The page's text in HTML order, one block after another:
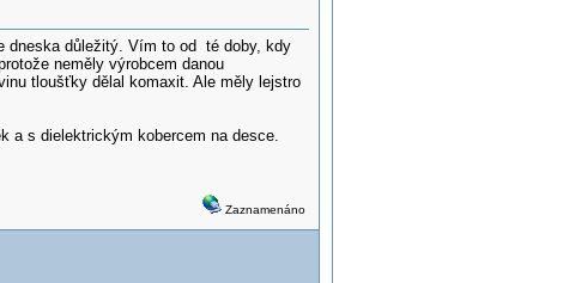
dneska důležitý. Vím to od té doby, kdy
neměly výrobcem danou
tloušťky dělal komaxit. Ale měly lejstro
a s dielektrickým kobercem na desce.
Zaznamenáno